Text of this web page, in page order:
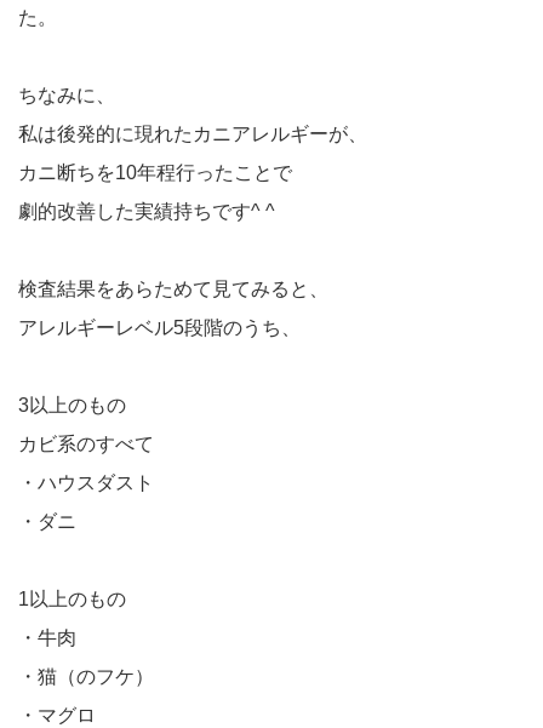
た。
ちなみに、
私は後発的に現れたカニアレルギーが、
カニ断ちを10年程行ったことで
劇的改善した実績持ちです^ ^
検査結果をあらためて見てみると、
アレルギーレベル5段階のうち、
3以上のもの
カビ系のすべて
・ハウスダスト
・ダニ
1以上のもの
・牛肉
・猫（のフケ）
・マグロ